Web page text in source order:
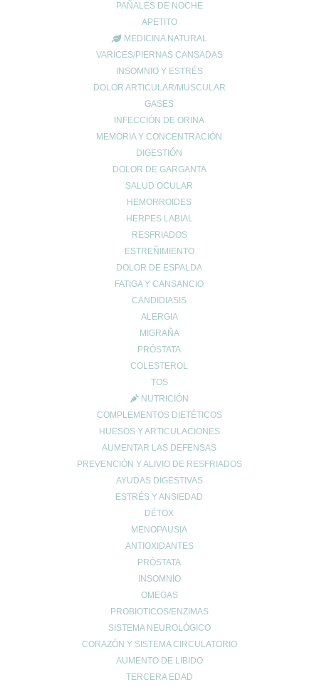
PAÑALES DE NOCHE
APETITO
MEDICINA NATURAL
VARICES/PIERNAS CANSADAS
INSOMNIO Y ESTRÉS
DOLOR ARTICULAR/MUSCULAR
GASES
INFECCIÓN DE ORINA
MEMORIA Y CONCENTRACIÓN
DIGESTIÓN
DOLOR DE GARGANTA
SALUD OCULAR
HEMORROIDES
HERPES LABIAL
RESFRIADOS
ESTREÑIMIENTO
DOLOR DE ESPALDA
FATIGA Y CANSANCIO
CANDIDIASIS
ALERGIA
MIGRAÑA
PRÓSTATA
COLESTEROL
TOS
NUTRICIÓN
COMPLEMENTOS DIETÉTICOS
HUESOS Y ARTICULACIONES
AUMENTAR LAS DEFENSAS
PREVENCIÓN Y ALIVIO DE RESFRIADOS
AYUDAS DIGESTIVAS
ESTRÉS Y ANSIEDAD
DÉTOX
MENOPAUSIA
ANTIOXIDANTES
PRÓSTATA
INSOMNIO
OMEGAS
PROBIOTICOS/ENZIMAS
SISTEMA NEUROLÓGICO
CORAZÓN Y SISTEMA CIRCULATORIO
AUMENTO DE LIBIDO
TERCERA EDAD
Cuidado de las articulaciones